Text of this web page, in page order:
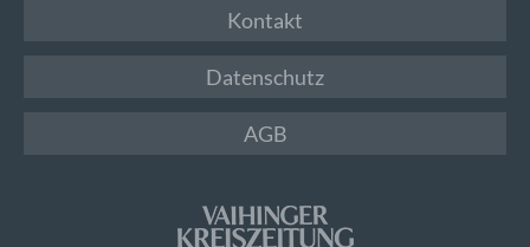
Kontakt
Datenschutz
AGB